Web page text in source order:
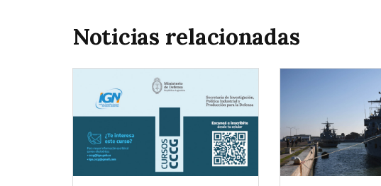
Noticias relacionadas